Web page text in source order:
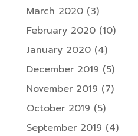
March 2020(3)
February 2020(10)
January 2020(4)
December 2019 (5)
November 2019 (7)
October 2019 (5)
September 2019 (4)